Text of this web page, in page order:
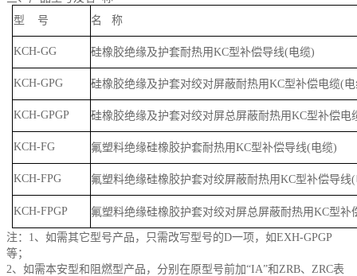
型 号 名 称
KCH-GG 硅橡胶绝缘及护套耐热用KC型补偿导线(电缆)
KCH-GPG 硅橡胶绝缘及护套对绞对屏蔽耐热用KC型补偿电缆(
KCH-GPGP 硅橡胶绝缘及护套对绞对屏总屏蔽耐热用KC型补偿电
KCH-FG 氟塑料绝缘硅橡胶护套耐热用KC型补偿导线(电缆)
KCH-FPG 氟塑料绝缘硅橡胶护套对绞屏蔽耐热用KC型补偿导线
KCH-FPGP 氟塑料绝缘硅橡胶护套对绞对屏总屏蔽耐热用KC型补
注： 1、如需其它型号产品，只需改写型号的D一项，如EXH-GPGP
等；
2、如需本安型和阻燃型产品，分别在原型号前加“IA”和ZRB、ZRC表